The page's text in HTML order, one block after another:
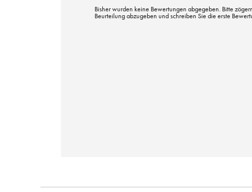
Bisher wurden keine Bewertungen abgegeben. Bitte
Beurteilung abzugeben und schreiben Sie die erste